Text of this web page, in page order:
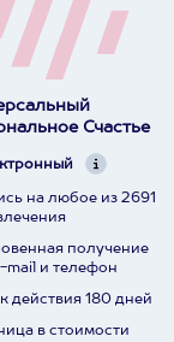
Счастье
на любое из 2691
получение
mail и телефон
действия 180 дней
в стоимости